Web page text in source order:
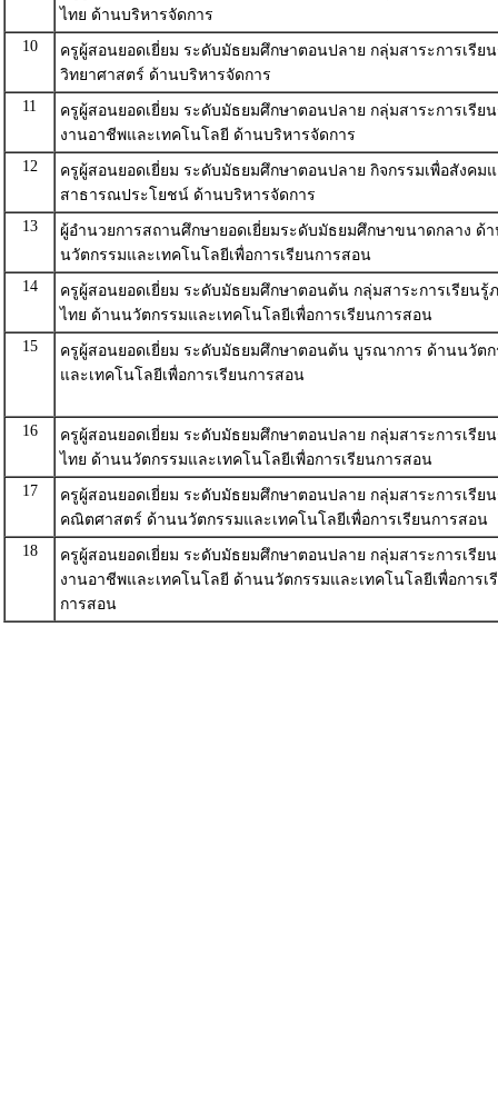
ไทย ด้านบริหารจัดการ
10
ครูผู้สอนยอดเยี่ยม ระดับมัธยมศึกษาตอนปลาย กลุ่มสาระการเรีย
วิทยาศาสตร์ ด้านบริหารจัดการ
11
ครูผู้สอนยอดเยี่ยม ระดับมัธยมศึกษาตอนปลาย กลุ่มสาระการเรีย
งานอาชีพและเทคโนโลยี ด้านบริหารจัดการ
12
ครูผู้สอนยอดเยี่ยม ระดับมัธยมศึกษาตอนปลาย กิจกรรมเพื่อสังคม
สาธารณประโยชน์ ด้านบริหารจัดการ
13
ผู้อำนวยการสถานศึกษายอดเยี่ยมระดับมัธยมศึกษาขนาดกลาง ด้
นวัตกรรมและเทคโนโลยีเพื่อการเรียนการสอน
14
ครูผู้สอนยอดเยี่ยม ระดับมัธยมศึกษาตอนต้น กลุ่มสาระการเรียนรู้
ไทย ด้านนวัตกรรมและเทคโนโลยีเพื่อการเรียนการสอน
15
ครูผู้สอนยอดเยี่ยม ระดับมัธยมศึกษาตอนต้น บูรณาการ ด้านนวัตก
และเทคโนโลยีเพื่อการเรียนการสอน
16
ครูผู้สอนยอดเยี่ยม ระดับมัธยมศึกษาตอนปลาย กลุ่มสาระการเรีย
ไทย ด้านนวัตกรรมและเทคโนโลยีเพื่อการเรียนการสอน
17
ครูผู้สอนยอดเยี่ยม ระดับมัธยมศึกษาตอนปลาย กลุ่มสาระการเรีย
คณิตศาสตร์ ด้านนวัตกรรมและเทคโนโลยีเพื่อการเรียนการสอน
18
ครูผู้สอนยอดเยี่ยม ระดับมัธยมศึกษาตอนปลาย กลุ่มสาระการเรีย
งานอาชีพและเทคโนโลยี ด้านนวัตกรรมและเทคโนโลยีเพื่อการเ
การสอน